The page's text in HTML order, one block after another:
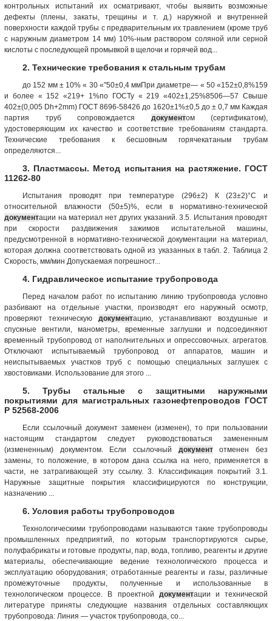
контрольных испытаний их осматривают, чтобы выявить возможные
дефекты (плены, закаты, трещины и т. д.) наружной и внутренней
поверхности каждой трубы с предварительным их травлением (кроме труб
с наружным диаметром 14 мм) 10%-ным раствором соляной или серной
кислоты с последующей промывкой в щелочи и горячей вод...
2. Технические требования к стальным трубам
до 152 мм ± 10% « 30 «"50±0,4 ммПри диаметре— « 50 «152±0,8%159
и более « 152 «219+ 1%по ГОСТу « 219 «402±1,25%8506—57 Свыше
402±(0,005 Dh+2mm) ГОСТ 8696-58426 до 1620±1%±0,5 до ± 0,7 мм Каждая
партия труб сопровождается документом (сертификатом),
удостоверяющим их качество и соответствие требованиям стандарта.
Технические требования к бесшовным горячекатаным трубам
определяются...
3. Пластмассы. Метод испытания на растяжение. ГОСТ
11262-80
Испытания проводят при температуре (296±2) К (23±2)°С и
относительной влажности (50±5)%, если в нормативно-технической
документации на материал нет других указаний. 3.5. Испытания проводят
при скорости раздвижения зажимов испытательной машины,
предусмотренной в нормативно-технической документации на материал,
которая должна соответствовать одной из указанных в табл. 2. Таблица 2
Скорость, мм/мин Допускаемая погрешност...
4. Гидравлическое испытание трубопровода
Перед началом работ по испытанию линию трубопровода условно
разбивают на отдельные участки, производят его наружный осмотр,
проверяют техническую документацию, устанавливают воздушные и
спускные вентили, манометры, временные заглушки и подсоединяют
временный трубопровод от наполнительных и опрессовочных. агрегатов.
Отключают испытываемый трубопровод от аппаратов, машин и
неиспытываемых участков труб с помощью специальных заглушек с
хвостовиками. Использование для этого ...
5. Трубы стальные с защитными наружными
покрытиями для магистральных газонефтепроводов ГОСТ
Р 52568-2006
Если ссылочный документ заменен (изменен), то при пользовании
настоящим стандартом следует руководствоваться замененным
(измененным) документом. Если ссылочный документотменен без
замены, то положение, в котором дана ссылка на него, применяется в
части, не затрагивающей эту ссылку. 3. Классификация покрытий 3.1.
Наружные защитные покрытия классифицируются по конструкции,
назначению ...
6. Условия работы трубопроводов
Технологическими трубопроводами называются такие трубопроводы
промышленных предприятий, по которым транспортируются сырье,
полуфабрикаты и готовые продукты, пар, вода, топливо, реагенты и другие
материалы, обеспечивающие ведение технологического процесса и
эксплуатацию оборудования; отработанные реагенты и газы, различные
промежуточные продукты, полученные и использованные в
технологическом процессе. В проектной документации и технической
литературе приняты следующие названия отдельных составляющих
трубопровода: Линия — участок трубопровода, со...